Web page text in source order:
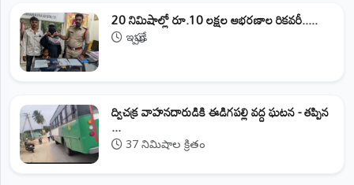
20 నిమిషాల్లో రూ.10 లక్షల ఆభరణాల రికవరీ.....
ఇప్పుడే
ద్విచక్ర వాహనదారుడికి ఈడిగపల్లి వద్ద ఘటన - తప్పిన
...
37 నిమిషాల క్రితం